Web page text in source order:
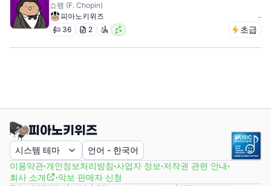
쇼팽 (F. Chopin)
피아노키위즈
-
36 2 초급
시스템 테마 언어 - 한국어
이용약관·개인정보처리방침·사업자 정보·저작권 관련 안내·
회사 소개
·악보 판매자 신청